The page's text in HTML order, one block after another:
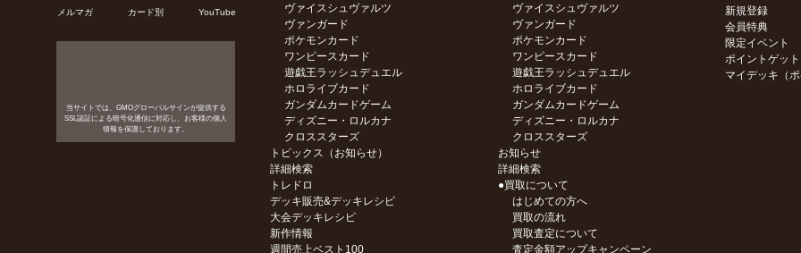
メルマガ カード別 YouTube
当サイトでは、GMOグローバルサインが提供する
SSL認証による暗号化通信に対応し、お客様の個人
情報を保護しております。
ヴァイスシュヴァルツ
ヴァンガード
ポケモンカード
ワンピースカード
遊戯王ラッシュデュエル
ホロライブカード
ガンダムカードゲーム
ディズニー・ロルカナ
クロススターズ
トピックス（お知らせ）
詳細検索
トレドロ
デッキ販売&デッキレシピ
大会デッキレシピ
新作情報
週間売上ベスト100
ヴァイスシュヴァルツ
ヴァンガード
ポケモンカード
ワンピースカード
遊戯王ラッシュデュエル
ホロライブカード
ガンダムカードゲーム
ディズニー・ロルカナ
クロススターズ
お知らせ
詳細検索
●買取について
はじめての方へ
買取の流れ
買取査定について
査定金額アップキャンペーン
新規登録
会員特典
限定イベント
ポイントゲッ
マイデッキ（ポ